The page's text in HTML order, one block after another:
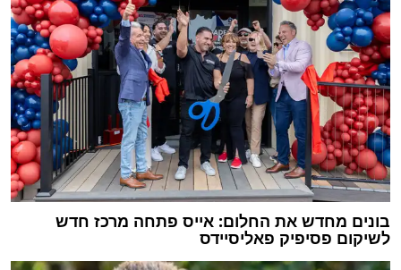
בונים מחדש את החלום: אייס פתחה מרכז חדש
לשיקום פסיפיק פאליסיידס